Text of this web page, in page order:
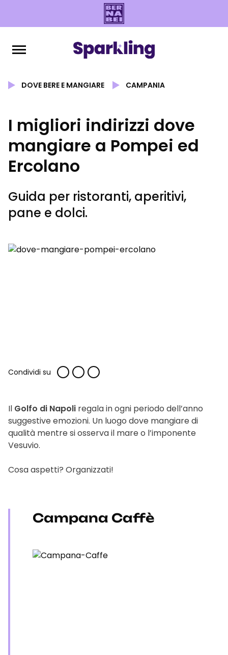
DOVE BERE E MANGIARE CAMPANIA
I migliori indirizzi dove
mangiare a Pompei ed
Ercolano
Guida per ristoranti, aperitivi,
pane e dolci.
Condividi su
Il Golfo di Napoli regala in ogni periodo dell’anno
suggestive emozioni. Un luogo dove mangiare di
qualità mentre si osserva il mare o l’imponente
Vesuvio.
Cosa aspetti? Organizzati!
Campana Caffè